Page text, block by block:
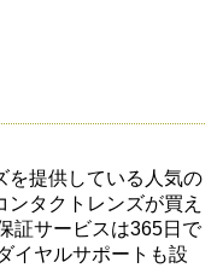
を提供している人気の
タクトレンズが買え
証サービスは365日で
イヤルサポートも設